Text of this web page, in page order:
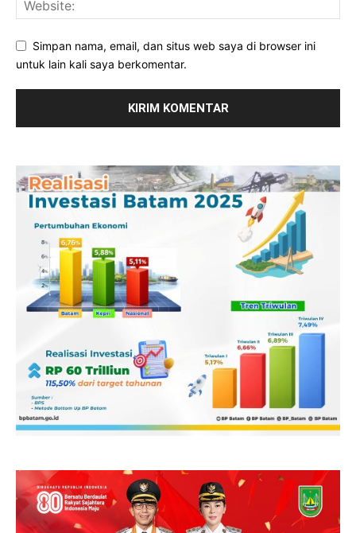
Simpan nama, email, dan situs web saya di browser ini
untuk lain kali saya berkomentar.